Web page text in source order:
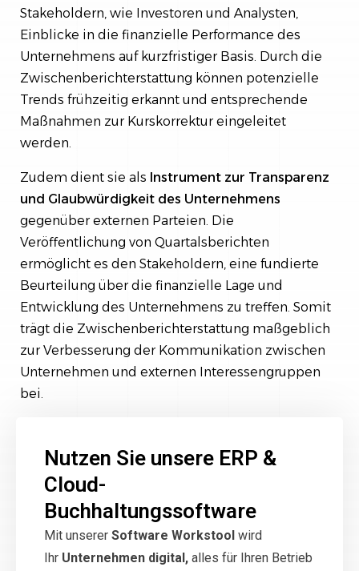
Stakeholdern, wie Investoren und Analysten,
Einblicke in die finanzielle Performance des
Unternehmens auf kurzfristiger Basis. Durch die
Zwischenberichterstattung können potenzielle
Trends frühzeitig erkannt und entsprechende
Maßnahmen zur Kurskorrektur eingeleitet
werden.
Zudem dient sie als Instrument zur Transparenz
und Glaubwürdigkeit des Unternehmens
gegenüber externen Parteien. Die
Veröffentlichung von Quartalsberichten
ermöglicht es den Stakeholdern, eine fundierte
Beurteilung über die finanzielle Lage und
Entwicklung des Unternehmens zu treffen. Somit
trägt die Zwischenberichterstattung maßgeblich
zur Verbesserung der Kommunikation zwischen
Unternehmen und externen Interessengruppen
bei.
Nutzen Sie unsere ERP &
Cloud-
Buchhaltungssoftware
Mit unserer Software Workstool wird
Ihr Unternehmen digital, alles für Ihren Betrieb